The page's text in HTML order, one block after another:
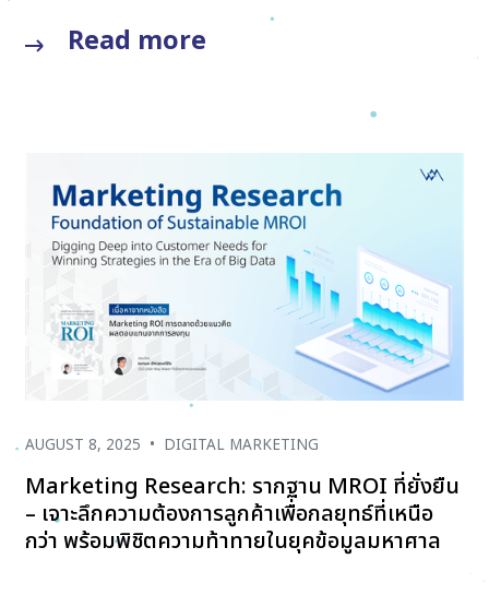
Read more
AUGUST 8, 2025 • DIGITAL MARKETING
Marketing Research: รากฐาน MROI ที่ยั่งยืน
– เจาะลึกความต้องการลูกค้าเพื่อกลยุทธ์ที่เหนือ
กว่า พร้อมพิชิตความท้าทายในยุคข้อมูลมหาศาล